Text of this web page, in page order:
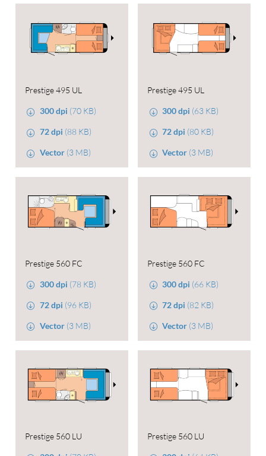
Prestige 495 UL
300 dpi (70 KB)
72 dpi (88 KB)
Vector (3 MB)
Prestige 495 UL
300 dpi (63 KB)
72 dpi (80 KB)
Vector (3 MB)
Prestige 560 FC
300 dpi (78 KB)
72 dpi (96 KB)
Vector (3 MB)
Prestige 560 FC
300 dpi (66 KB)
72 dpi (82 KB)
Vector (3 MB)
Prestige 560 LU Prestige 560 LU